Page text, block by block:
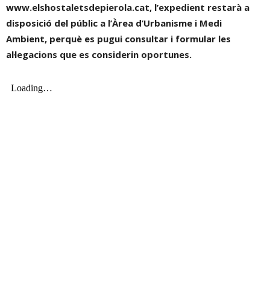
www.elshostaletsdepierola.cat, l’expedient restarà a
disposició del públic a l’Àrea d’Urbanisme i Medi
Ambient, perquè es pugui consultar i formular les
al·legacions que es considerin oportunes.